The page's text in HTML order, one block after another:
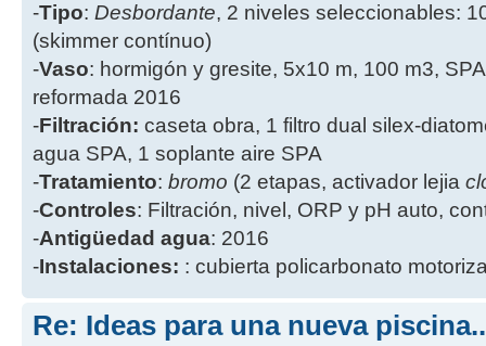
-Tipo: Desbordante, 2 niveles seleccionables:
(skimmer contínuo)
-Vaso: hormigón y gresite, 5x10 m, 100 m3,
reformada 2016
-Filtración: caseta obra, 1 filtro dual silex-
agua SPA, 1 soplante aire SPA
-Tratamiento: bromo (2 etapas, activador lejia
-Controles: Filtración, nivel, ORP y pH auto,
-Antigüedad agua: 2016
-Instalaciones: : cubierta policarbonato
Re: Ideas para una nueva